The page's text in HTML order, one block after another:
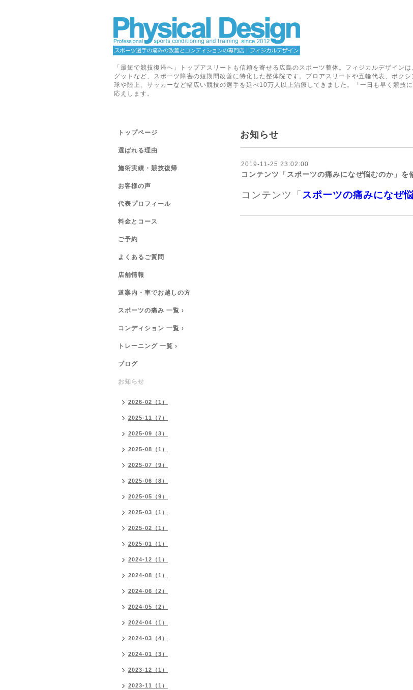
「最短で競技復帰へ」トップアスリートも信頼を寄せる広島のスポーツ整体。フィジカルデザイン
グットなど、スポーツ障害の短期間改善に特化した整体院です。プロアスリートや五輪代表、ボク
球や陸上、サッカーなど幅広い競技の選手を延べ10万人以上治療してきました。「一日も早く競技
応えします。
お知らせ
2019-11-25 23:02:00
コンテンツ「スポーツの痛みになぜ悩むのか」を
コンテンツ「 スポーツの痛みになぜ
トップページ
選ばれる理由
施術実績・競技復帰
お客様の声
代表プロフィール
料金とコース
ご予約
よくあるご質問
店舗情報
道案内・車でお越しの方
スポーツの痛み 一覧 ›
コンディション 一覧 ›
トレーニング 一覧 ›
ブログ
お知らせ
2026-02（1）
2025-11（7）
2025-09（3）
2025-08（1）
2025-07（9）
2025-06（8）
2025-05（9）
2025-03（1）
2025-02（1）
2025-01（1）
2024-12（1）
2024-08（1）
2024-06（2）
2024-05（2）
2024-04（1）
2024-03（4）
2024-01（3）
2023-12（1）
2023-11（1）